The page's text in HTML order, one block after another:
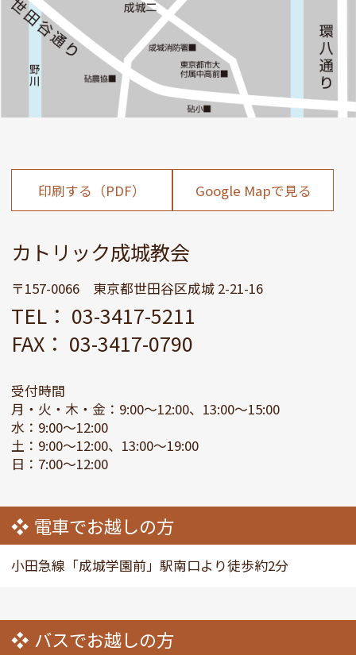
カトリック成城教会
〒157-0066 東京都世田谷区成城 2-21-16
TEL： 03-3417-5211
FAX： 03-3417-0790
受付時間
月・火・木・金：9:00～12:00、13:00～15:00
水：9:00～12:00
土：9:00～12:00、13:00～19:00
日：7:00～12:00
印刷する（PDF） Google Mapで見る
電車でお越しの方
小田急線「成城学園前」駅南口より徒歩約2分
バスでお越しの方